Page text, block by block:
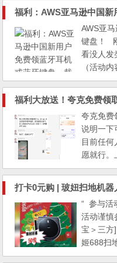
撸谁快乐
券， 下
AWS亚
键盘！
看没人发
（活动
是 AWS
领取（
程序里
1. 活动
年 9 月
福利大放送！夸克免费领
夸克免费
说明一
目前任
愿就行。
写！一
—打开夸
愿分数表
上！
“ 参与活
活动谨慎
宝＞三方
姬688扫
微改）！